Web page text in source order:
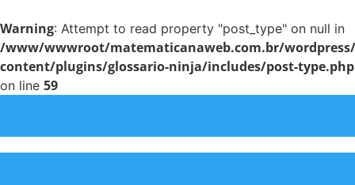
Warning: Attempt to read property "post_type" on null in
/www/wwwroot/matematicanaweb.com.br/
content/plugins/glossario-ninja/includes/post-type.php
on line 59